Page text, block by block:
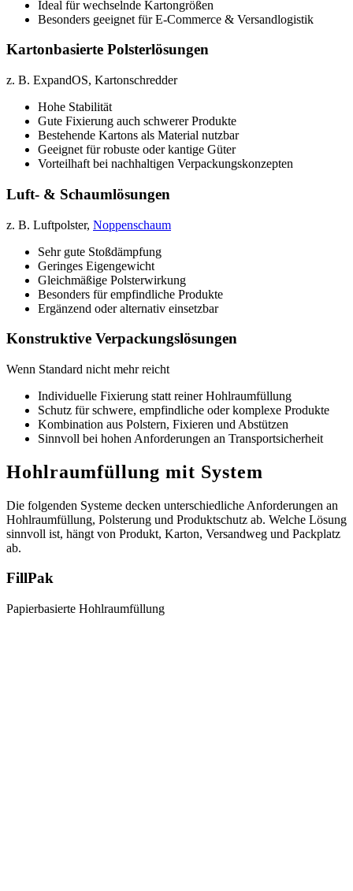
Ideal für wechselnde Kartongrößen
Besonders geeignet für E-Commerce & Versandlogistik
Kartonbasierte Polsterlösungen
z. B. ExpandOS, Kartonschredder
Hohe Stabilität
Gute Fixierung auch schwerer Produkte
Bestehende Kartons als Material nutzbar
Geeignet für robuste oder kantige Güter
Vorteilhaft bei nachhaltigen Verpackungskonzepten
Luft- & Schaumlösungen
z. B. Luftpolster, Noppenschaum
Sehr gute Stoßdämpfung
Geringes Eigengewicht
Gleichmäßige Polsterwirkung
Besonders für empfindliche Produkte
Ergänzend oder alternativ einsetzbar
Konstruktive Verpackungslösungen
Wenn Standard nicht mehr reicht
Individuelle Fixierung statt reiner Hohlraumfüllung
Schutz für schwere, empfindliche oder komplexe Produkte
Kombination aus Polstern, Fixieren und Abstützen
Sinnvoll bei hohen Anforderungen an Transportsicherheit
Hohlraumfüllung mit System
Die folgenden Systeme decken unterschiedliche Anforderungen an
Hohlraumfüllung, Polsterung und Produktschutz ab. Welche Lösung
sinnvoll ist, hängt von Produkt, Karton, Versandweg und Packplatz
ab.
FillPak
Papierbasierte Hohlraumfüllung